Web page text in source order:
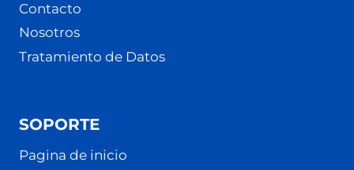
Contacto
Nosotros
Tratamiento de Datos
SOPORTE
Pagina de inicio